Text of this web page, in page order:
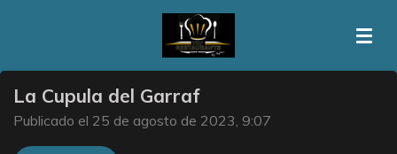
La Cupula del Garraf
Publicado el 25 de agosto de 2023, 9:07